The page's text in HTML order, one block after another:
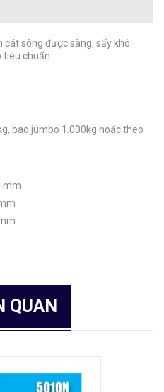
cát sông được sàng, sấy khô
chuẩn.
jumbo 1.000kg hoặc theo
QUAN